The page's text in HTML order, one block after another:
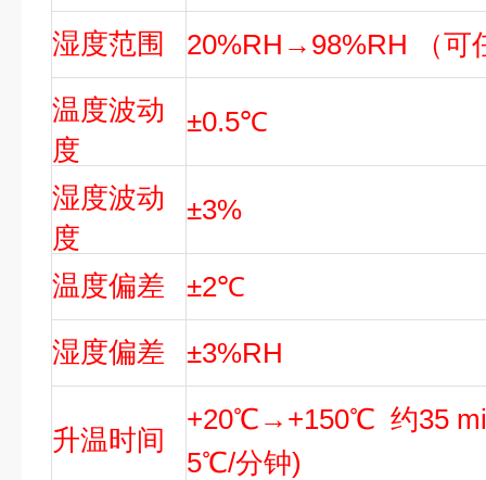
湿度范围
20%RH→98%RH （可
温度波动
度
±0.5℃
湿度波动
度
±3%
温度偏差
±2℃
湿度偏差
±3%RH
升温时间
+20℃→+150℃ 约35
5℃/分钟)